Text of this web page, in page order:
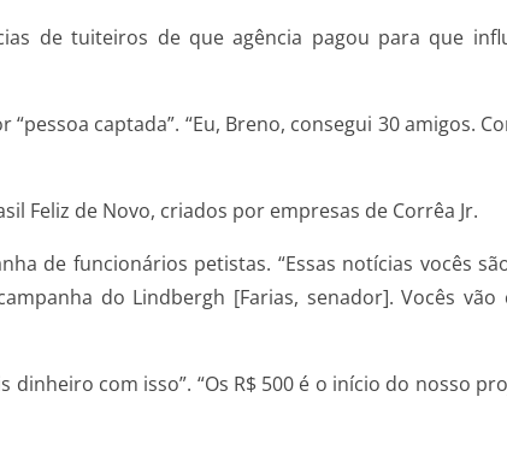
de tuiteiros de que agência pagou para que
captada”. “Eu, Breno, consegui 30 amigos.
Feliz de Novo, criados por empresas de Corrêa Jr.
de funcionários petistas. “Essas notícias vocês
do Lindbergh [Farias, senador]. Vocês
dinheiro com isso”. “Os R$ 500 é o início do nosso